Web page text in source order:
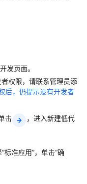
发页面。
者权限，请联系管理员添
后，仍提示没有开发者
击 ，进入新建低代
“标准应用”，单击“确